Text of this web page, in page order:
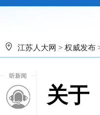
江苏人大网 > 权威发布
听新闻
关于